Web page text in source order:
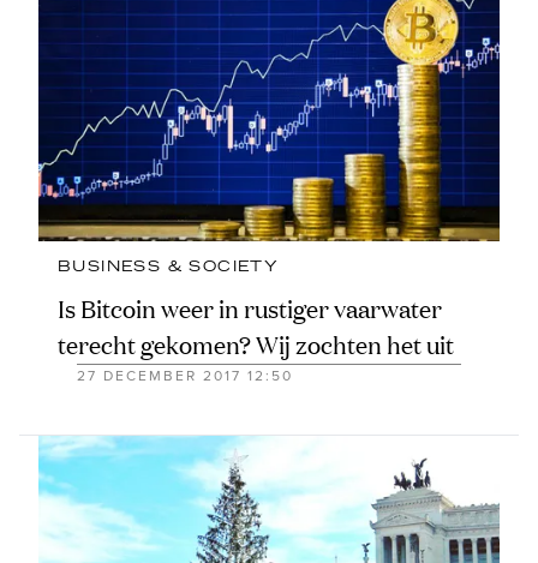
BUSINESS & SOCIETY
Is Bitcoin weer in rustiger vaarwater
terecht gekomen? Wij zochten het uit
27 DECEMBER 2017 12:50